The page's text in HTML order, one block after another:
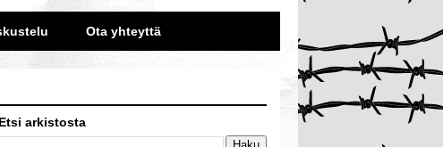
Ota yhteyttä
Etsi arkistosta